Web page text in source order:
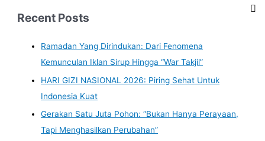
Recent Posts
Ramadan Yang Dirindukan: Dari Fenomena
Kemunculan Iklan Sirup Hingga “War Takjil”
HARI GIZI NASIONAL 2026: Piring Sehat Untuk
Indonesia Kuat
Gerakan Satu Juta Pohon: “Bukan Hanya Perayaan,
Tapi Menghasilkan Perubahan”